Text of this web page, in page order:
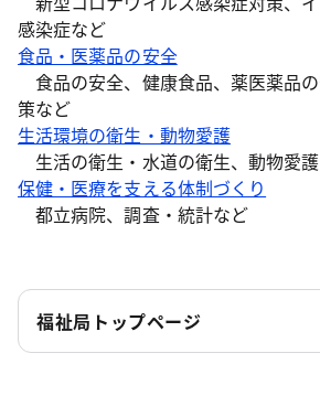
感染症など
食品・医薬品の安全
食品の安全、健康食品、薬医薬品
策など
生活環境の衛生・動物愛護
生活の衛生・水道の衛生、動物愛
保健・医療を支える体制づくり
都立病院、調査・統計など
福祉局トップページ